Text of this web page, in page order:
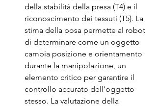
della stabilità della presa (T4) e il
riconoscimento dei tessuti (T5). La
stima della posa permette al robot
di determinare come un oggetto
cambia posizione e orientamento
durante la manipolazione, un
elemento critico per garantire il
controllo accurato dell'oggetto
stesso. La valutazione della